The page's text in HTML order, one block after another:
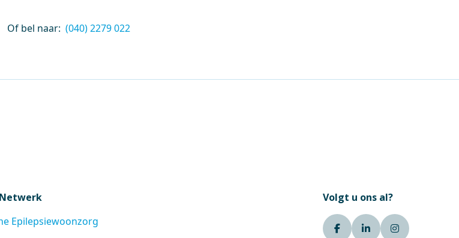
Of bel naar: (040) 2279 022
Epilepsiewoonzorg
Volgt u ons al?